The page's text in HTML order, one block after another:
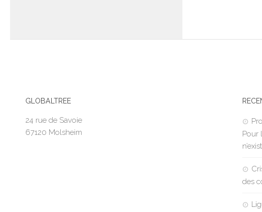
GLOBALTREE
24 rue de Savoie
67120 Molsheim
Pour
des